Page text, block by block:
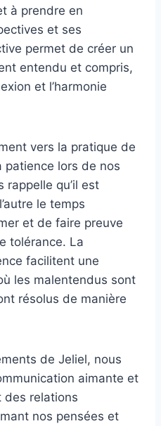
à prendre en
et ses
permet de créer un
entendu et compris,
et l’harmonie
vers la pratique de
patience lors de nos
rappelle qu’il est
le temps
et de faire preuve
tolérance. La
facilitent une
les malentendus sont
résolus de manière
de Jeliel, nous
aimante et
des relations
nos pensées et